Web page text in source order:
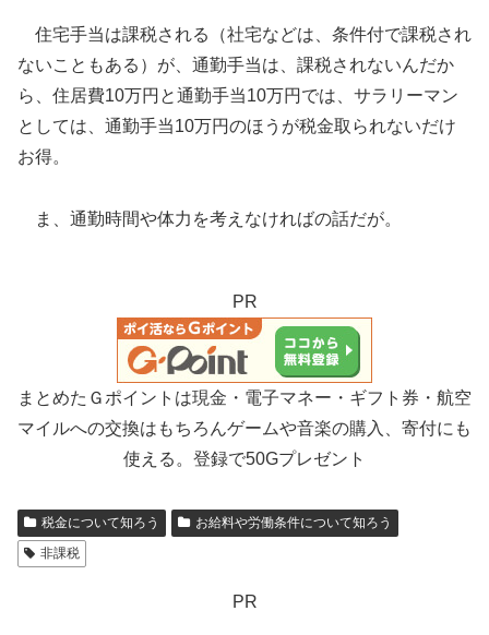
住宅手当は課税される（社宅などは、条件付で課税され
ないこともある）が、通勤手当は、課税されないんだか
ら、住居費10万円と通勤手当10万円では、サラリーマン
としては、通勤手当10万円のほうが税金取られないだけ
お得。
ま、通勤時間や体力を考えなければの話だが。
PR
まとめたＧポイントは現金・電子マネー・ギフト券・航空
マイルへの交換はもちろんゲームや音楽の購入、寄付にも
使える。登録で50Gプレゼント
税金について知ろう
お給料や労働条件について知ろう
非課税
PR